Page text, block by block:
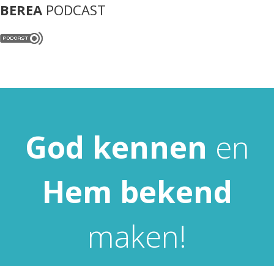
BEREA PODCAST
God kennen en
Hem bekend
maken!